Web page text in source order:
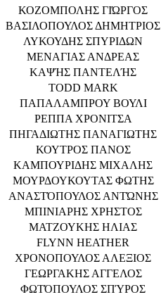
ΚΟΖΟΜΠΟΛΗΣ ΓΙΏΡΓΟΣ
ΒΑΣΙΛΟΠΟΥΛΟΣ ΔΗΜΗΤΡΙΟΣ
ΛΥΚΟΥΔΗΣ ΣΠΥΡΙΔΩΝ
ΜΕΝΑΓΙΑΣ ΑΝΔΡΕΑΣ
ΚΑΨΉΣ ΠΑΝΤΕΛΉΣ
TODD MARK
ΠΑΠΑΛΑΜΠΡΟΥ ΒΟΥΛΙ
ΡΕΠΠΑ ΧΡΟΝΙΤΣΑ
ΠΗΓΑΔΙΩΤΗΣ ΠΑΝΑΓΙΩΤΗΣ
ΚΟΥΤΡΟΣ ΠΑΝΟΣ
ΚΑΜΠΟΥΡΙΔΗΣ ΜΙΧΑΛΗΣ
ΜΟΥΡΔΟΥΚΟΥΤΑΣ ΦΩΤΗΣ
ΑΝΑΣΤΌΠΟΥΛΟΣ ΑΝΤΏΝΗΣ
ΜΠΙΝΙΑΡΗΣ ΧΡΗΣΤΟΣ
ΜΑΤΖΟΥΚΗΣ ΗΛΙΑΣ
FLYNN HEATHER
ΧΡΟΝΟΠΟΥΛΟΣ ΑΛΕΞΙΟΣ
ΓΕΩΡΓΑΚΗΣ ΑΓΓΕΛΟΣ
ΦΩΤΌΠΟΥΛΟΣ ΣΠΎΡΟΣ